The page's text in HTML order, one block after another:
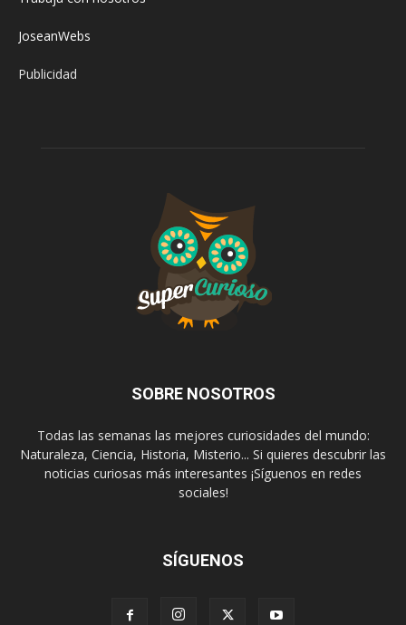
JoseanWebs
Publicidad
SOBRE NOSOTROS
Todas las semanas las mejores curiosidades del mundo:
Naturaleza, Ciencia, Historia, Misterio... Si quieres descubrir las
noticias curiosas más interesantes ¡Síguenos en redes
sociales!
SÍGUENOS